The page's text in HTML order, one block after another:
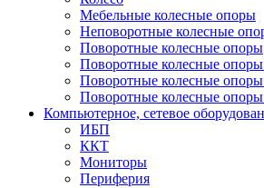
Мебельные колесные опоры
Неповоротные колесные
Поворотные колесные опоры
Поворотные колесные
Поворотные колесные
Поворотные колесные
Компьютерное, сетевое
ИБП
ККТ
Мониторы
Периферия